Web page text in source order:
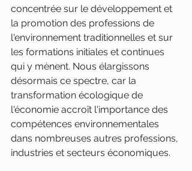
concentrée sur le développement et
la promotion des professions de
l'environnement traditionnelles et sur
les formations initiales et continues
qui y mènent. Nous élargissons
désormais ce spectre, car la
transformation écologique de
l'économie accroît l'importance des
compétences environnementales
dans nombreuses autres professions,
industries et secteurs économiques.